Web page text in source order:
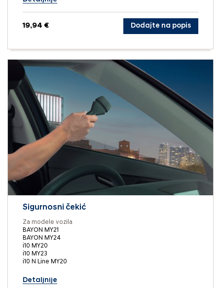
19,94 € Dodajte na popis
Sigurnosni čekić
Za modele vozila
BAYON MY21
BAYON MY24
i10 MY20
i10 MY23
i10 N Line MY20
Detaljnije